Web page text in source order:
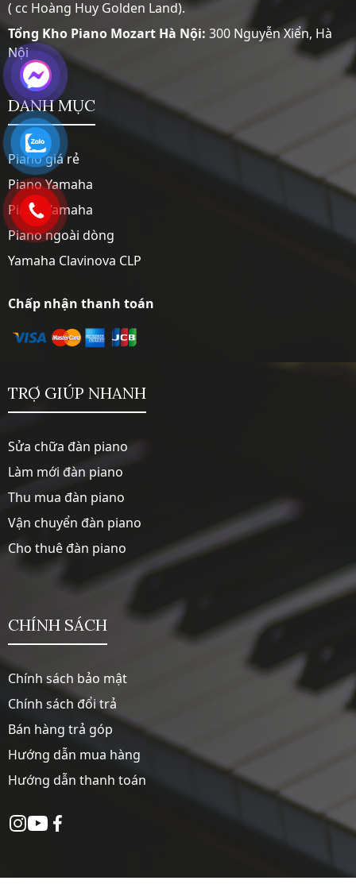
( cc Hoàng Huy Golden Land).
Tổng Kho Piano Mozart Hà Nội: 300 Nguyễn Xiển, Hà
Nội
DANH MỤC
Piano giá rẻ
Piano Yamaha
Piano Yamaha
Piano ngoài dòng
Yamaha Clavinova CLP
Chấp nhận thanh toán
TRỢ GIÚP NHANH
Sửa chữa đàn piano
Làm mới đàn piano
Thu mua đàn piano
Vận chuyển đàn piano
Cho thuê đàn piano
CHÍNH SÁCH
Chính sách bảo mật
Chính sách đổi trả
Bán hàng trả góp
Hướng dẫn mua hàng
Hướng dẫn thanh toán